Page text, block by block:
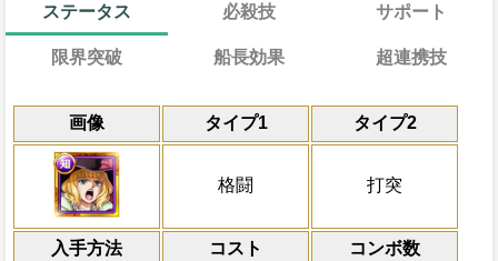
ステータス
画像 タイプ1 タイプ2
格闘 打突
入手方法 コスト コンボ数
必殺技
通常 21→15ターン
限界突破
通常時
格闘と打突タイプキャラの必殺ターンを
被ダメージ上昇中の敵に与えるダメージ
[エッグヘッド]が4人以上いる時、一味に
サポート
効果
冒険中1回限り、敵から痺れ状態を受けた
行動時に一味にかかっている痺れ状態を
エドワード・ニューゲート(白ひげ)
限界突破
習得する効果
格闘と打突タイプキャラの基礎回復
自分のスロット封じ状態を5ターン
船長効果
通常時
知属性の攻撃を3.75倍、格闘と打突タイ
超連携技
効果
1ターンの間力属性・打突・強靭タイプキ
力上昇1.5倍にし1ターンの間一味がダメ
合の50%攻撃を上昇させる効果を発動す
発動条件